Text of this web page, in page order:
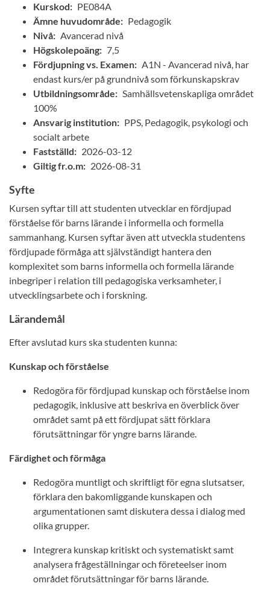
Kurskod: PE084A
Ämne huvudområde: Pedagogik
Nivå: Avancerad nivå
Högskolepoäng: 7,5
Fördjupning vs. Examen: A1N - Avancerad nivå, har
endast kurs/er på grundnivå som förkunskapskrav
Utbildningsområde: Samhällsvetenskapliga området
100%
Ansvarig institution: PPS, Pedagogik, psykologi och
socialt arbete
Fastställd: 2026-03-12
Giltig fr.o.m: 2026-08-31
Syfte
Kursen syftar till att studenten utvecklar en fördjupad
förståelse för barns lärande i informella och formella
sammanhang. Kursen syftar även att utveckla studentens
fördjupade förmåga att självständigt hantera den
komplexitet som barns informella och formella lärande
inbegriper i relation till pedagogiska verksamheter, i
utvecklingsarbete och i forskning.
Lärandemål
Efter avslutad kurs ska studenten kunna:
Kunskap och förståelse
Redogöra för fördjupad kunskap och förståelse inom
pedagogik, inklusive att beskriva en överblick över
området samt på ett fördjupat sätt förklara
förutsättningar för yngre barns lärande.
Färdighet och förmåga
Redogöra muntligt och skriftligt för egna slutsatser,
förklara den bakomliggande kunskapen och
argumentationen samt diskutera dessa i dialog med
olika grupper.
Integrera kunskap kritiskt och systematiskt samt
analysera frågeställningar och företeelser inom
området förutsättningar för barns lärande.